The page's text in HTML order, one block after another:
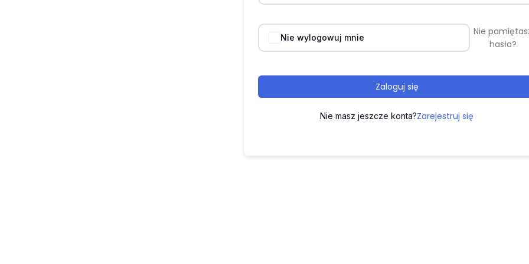
Nie wylogowuj mnie
Nie
hasła?
Zaloguj się
Nie masz jeszcze konta?Zarejestruj się